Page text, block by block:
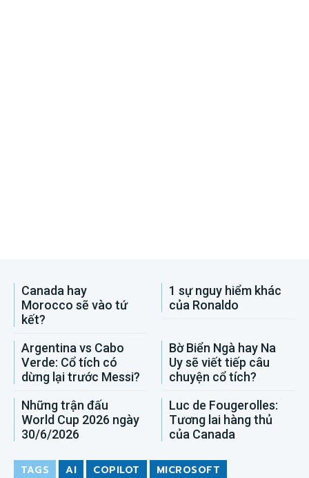
Canada hay
Morocco sẽ vào tứ
kết?
1 sự nguy hiểm khác
của Ronaldo
Argentina vs Cabo
Verde: Cổ tích có
dừng lại trước Messi?
Bờ Biển Ngà hay Na
Uy sẽ viết tiếp câu
chuyện cổ tích?
Những trận đấu
World Cup 2026 ngày
30/6/2026
Luc de Fougerolles:
Tương lai hàng thủ
của Canada
TAGS AI COPILOT
MICROSOFT